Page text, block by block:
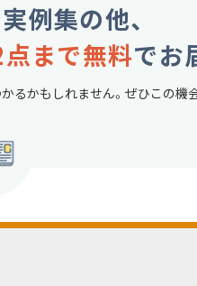
例集の他、
まで無料でお
るかもしれません。 ぜひこの機